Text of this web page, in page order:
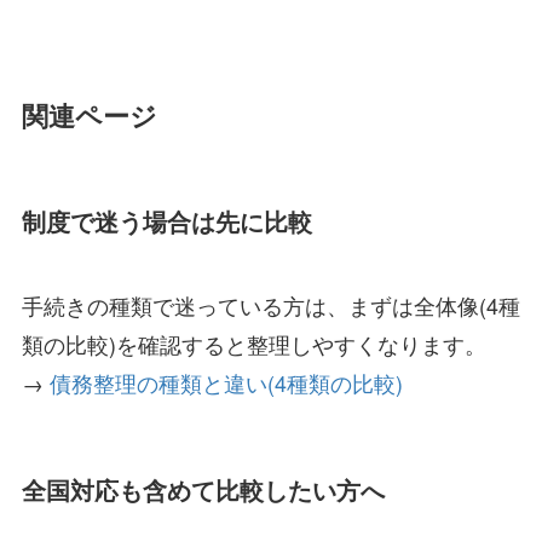
関連ページ
制度で迷う場合は先に比較
手続きの種類で迷っている方は、まずは全体像(4種
類の比較)を確認すると整理しやすくなります。
→ 債務整理の種類と違い(4種類の比較)
全国対応も含めて比較したい方へ